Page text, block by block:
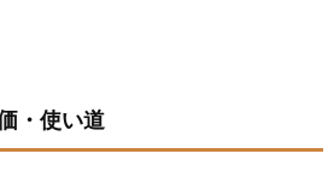
・使い道